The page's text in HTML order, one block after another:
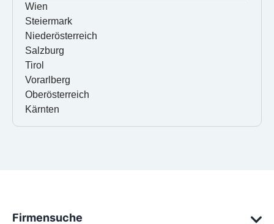
Wien
Steiermark
Niederösterreich
Salzburg
Tirol
Vorarlberg
Oberösterreich
Kärnten
Firmensuche